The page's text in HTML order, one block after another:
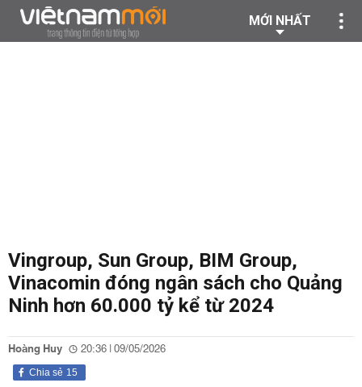
MỚI NHẤT
Vingroup, Sun Group, BIM Group,
Vinacomin đóng ngân sách cho Quảng
Ninh hơn 60.000 tỷ kể từ 2024
Hoàng Huy 20:36 | 09/05/2026
15
Chia sẻ